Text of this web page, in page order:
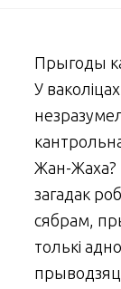
Прыгоды
У
Жан-Жаха?
загадак
сябрам,
толькі